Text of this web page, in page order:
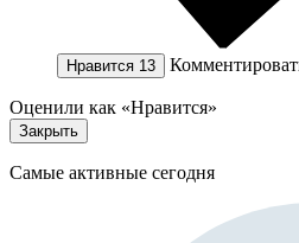
Нравится 13
Оценили как «Нравится»
Закрыть
Самые активные сегодня